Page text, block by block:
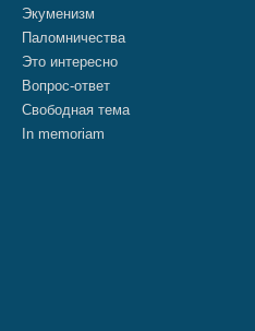
Экуменизм
Паломничества
Это интересно
Вопрос-ответ
Свободная тема
In memoriam